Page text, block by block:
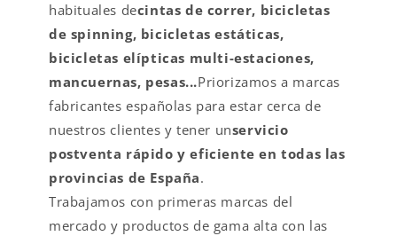
habituales decintas de correr, bicicletas
de spinning, bicicletas estáticas,
bicicletas elípticas multi-estaciones,
mancuernas, pesas...Priorizamos a marcas
fabricantes españolas para estar cerca de
nuestros clientes y tener unservicio
postventa rápido y eficiente en todas las
provincias de España.
Trabajamos con primeras marcas del
mercado y productos de gama alta con las